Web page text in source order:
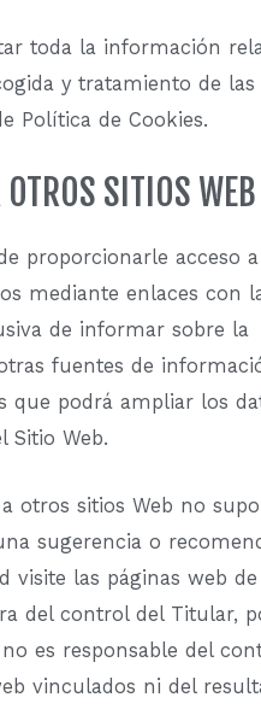
toda la información
y tratamiento de las
Política de Cookies.
OTROS SITIOS WEB
proporcionarle acceso
mediante enlaces con
de informar sobre la
fuentes de
que podrá ampliar los
Sitio Web.
otros sitios Web no
sugerencia o
visite las páginas web
del control del Titular,
es responsable del
vinculados ni del